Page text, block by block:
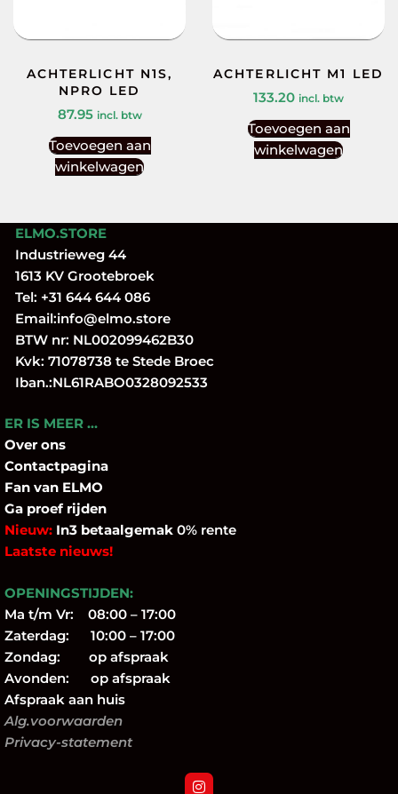
ACHTERLICHT N1S,
NPRO LED
87.95 incl. btw
Toevoegen aan
winkelwagen
ACHTERLICHT M1 LED
133.20 incl. btw
Toevoegen aan
winkelwagen
ELMO.STORE
Industrieweg 44
1613 KV Grootebroek
Tel: +31 644 644 086
Email:info@elmo.store
BTW nr: NL002099462B30
Kvk: 71078738 te Stede Broec
Iban.:NL61RABO0328092533
ER IS MEER …
Over ons
Contactpagina
Fan van ELMO
Ga proef rijden
Nieuw: In3 betaalgemak 0% rente
Laatste nieuws!
OPENINGSTIJDEN:
Ma t/m Vr: 08:00 – 17:00
Zaterdag: 10:00 – 17:00
Zondag: op afspraak
Avonden: op afspraak
Afspraak aan huis
Alg.voorwaarden
Privacy-statement